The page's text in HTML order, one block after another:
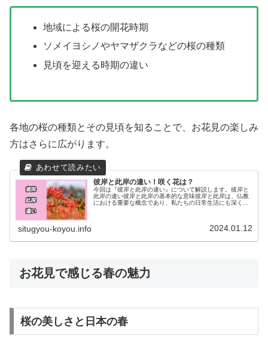
地域による桜の開花時期
ソメイヨシノやヤマザクラなどの桜の種類
見頃を迎える時期の違い
各地の桜の種類とその見頃を知ることで、お花見の楽しみ
方はさらに広がります。
彼岸と此岸の違い！咲く花は？
今回は『彼岸と此岸の違い』について解説します。彼岸と
此岸の違い彼岸と此岸の基本的な意味彼岸と此岸は、仏教
における重要な概念であり、私たちの日常生活にも深く根
situgyou-koyou.info 2024.01.12
お花見で感じる春の魅力
桜の美しさと日本の春